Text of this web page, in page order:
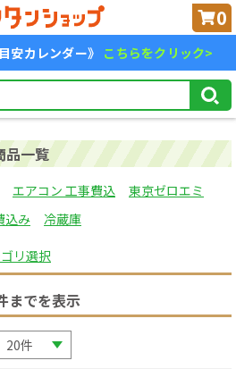
0
安カレンダー》 こちらをクリック>
品一覧
エアコン 工事費込
東京ゼロエミ
込み
冷蔵庫
リ選択
までを表示